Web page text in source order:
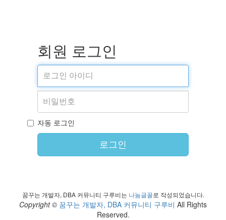
회원 로그인
자동 로그인
로그인
꿈꾸는 개발자, DBA 커뮤니티 구루비는 나눔글꼴로 작성되었습니다.
Copyright © 꿈꾸는 개발자, DBA 커뮤니티 구루비 All Rights
Reserved.